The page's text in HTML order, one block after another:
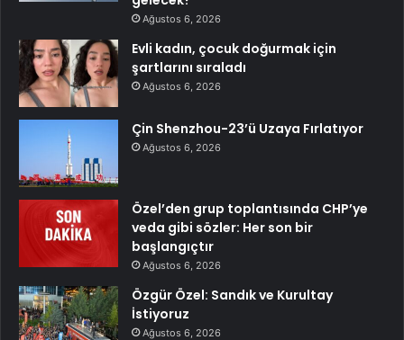
Ağustos 6, 2026
Evli kadın, çocuk doğurmak için
şartlarını sıraladı
Ağustos 6, 2026
Çin Shenzhou-23’ü Uzaya Fırlatıyor
Ağustos 6, 2026
Özel’den grup toplantısında CHP’ye
veda gibi sözler: Her son bir
başlangıçtır
Ağustos 6, 2026
Özgür Özel: Sandık ve Kurultay
İstiyoruz
Ağustos 6, 2026